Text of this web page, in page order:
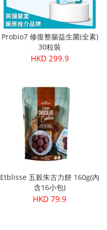
Probio7 修復整腸益生菌(全素)
30粒裝
HKD 299.9
Etblisse 五榖朱古力餅 160g(內
含16小包)
HKD 79.9